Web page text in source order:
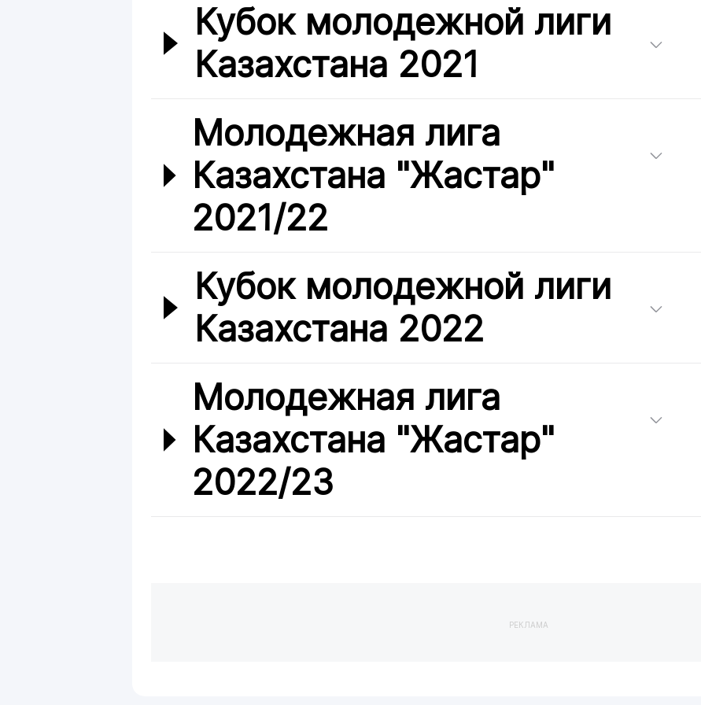
Кубок молодежной лиги
Казахстана 2021
Молодежная лига
Казахстана "Жастар"
2021/22
Кубок молодежной лиги
Казахстана 2022
Молодежная лига
Казахстана "Жастар"
2022/23
РЕКЛАМА